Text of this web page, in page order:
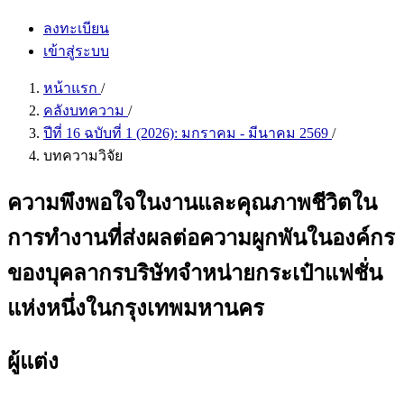
ลงทะเบียน
เข้าสู่ระบบ
หน้าแรก /
คลังบทความ /
ปีที่ 16 ฉบับที่ 1 (2026): มกราคม - มีนาคม 2569 /
บทความวิจัย
ความพึงพอใจในงานและคุณภาพชีวิตใน
การทำงานที่ส่งผลต่อความผูกพันในองค์กร
ของบุคลากรบริษัทจำหน่ายกระเป๋าแฟชั่น
แห่งหนึ่งในกรุงเทพมหานคร
ผู้แต่ง